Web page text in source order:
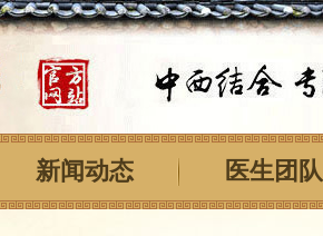
新闻动态 医生团队